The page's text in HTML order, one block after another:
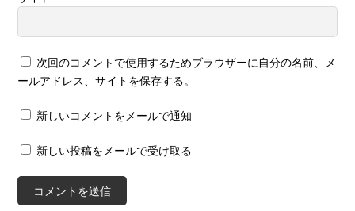
次回のコメントで使用するためブラウザーに自分の名前、メ
ールアドレス、サイトを保存する。
新しいコメントをメールで通知
新しい投稿をメールで受け取る